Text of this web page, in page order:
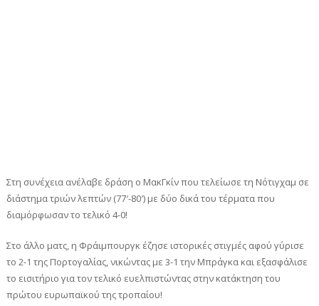
Στη συνέχεια ανέλαβε δράση ο ΜακΓκίν που τελείωσε τη Νότιγχαμ σε
διάστημα τριών λεπτών (77′-80′) με δύο δικά του τέρματα που
διαμόρφωσαν το τελικό 4-0!
Στο άλλο ματς, η Φράιμπουργκ έζησε ιστορικές στιγμές αφού γύρισε
το 2-1 της Πορτογαλίας, νικώντας με 3-1 την Μπράγκα και εξασφάλισε
το εισιτήριο για τον τελικό ευελπιστώντας στην κατάκτηση του
πρώτου ευρωπαϊκού της τροπαίου!